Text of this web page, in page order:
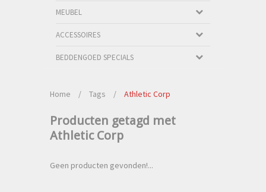
MEUBEL
ACCESSOIRES
BEDDENGOED SPECIALS
Home / Tags / Athletic Corp
Producten getagd met
Athletic Corp
Geen producten gevonden!...